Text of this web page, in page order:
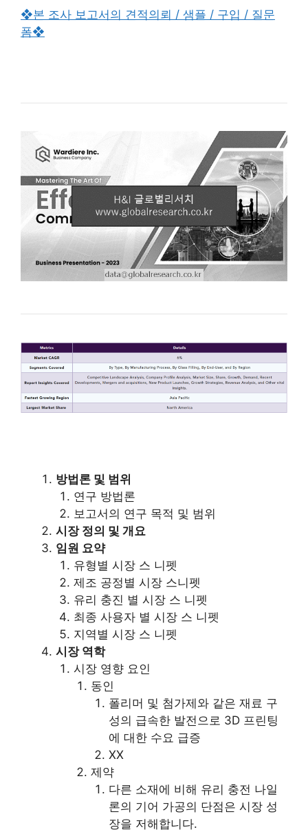
❖본 조사 보고서의 견적의뢰 / 샘플 / 구입 / 질문
폼❖
방법론 및 범위
연구 방법론
보고서의 연구 목적 및 범위
시장 정의 및 개요
임원 요약
유형별 시장 스 니펫
제조 공정별 시장 스니펫
유리 충진 별 시장 스 니펫
최종 사용자 별 시장 스 니펫
지역별 시장 스 니펫
시장 역학
시장 영향 요인
동인
폴리머 및 첨가제와 같은 재료 구
성의 급속한 발전으로 3D 프린팅
에 대한 수요 급증
XX
제약
다른 소재에 비해 유리 충전 나일
론의 기어 가공의 단점은 시장 성
장을 저해합니다.